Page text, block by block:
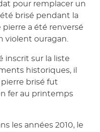
pour remplacer un
brisé pendant la
pierre a été renversé
violent ouragan.
inscrit sur la liste
historiques, il
brisé fut
fer au printemps
les années 2010, le